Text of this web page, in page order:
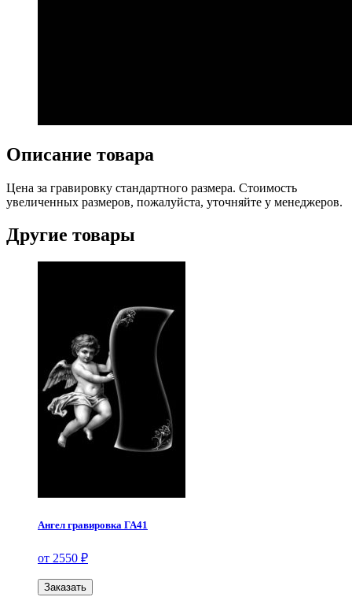
Описание товара
Цена за гравировку стандартного размера. Стоимость
увеличенных размеров, пожалуйста, уточняйте у менеджеров.
Другие товары
Ангел гравировка ГА41
от 2550 ₽
Заказать